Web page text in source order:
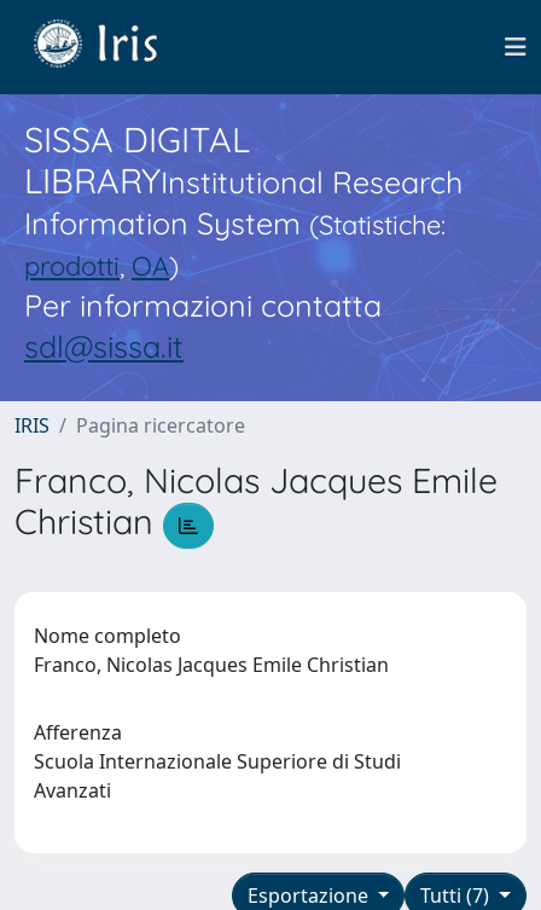
SISSA DIGITAL
LIBRARYInstitutional Research
Information System(Statistiche:
prodotti,OA)
Per informazioni contatta
sdl@sissa.it
IRIS Pagina ricercatore
Franco, Nicolas Jacques Emile
Christian
Nome completo
Franco, Nicolas Jacques Emile Christian
Afferenza
Scuola Internazionale Superiore di Studi
Avanzati
Tutti (7)
Esportazione